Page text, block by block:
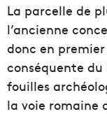
La parcelle de
l’ancienne
donc en
conséquente
fouilles
la voie romaine